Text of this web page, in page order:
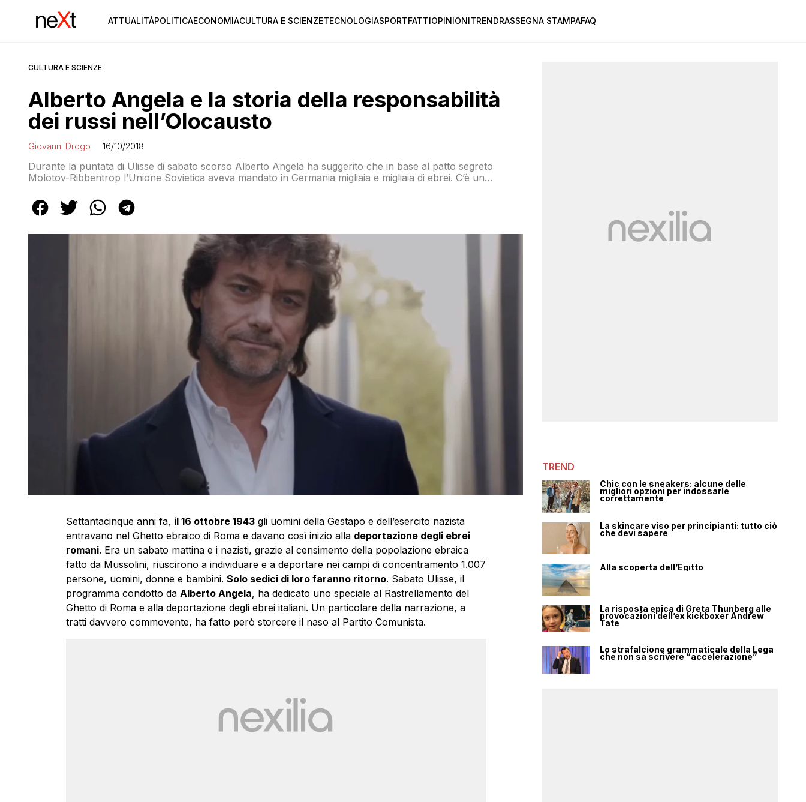
ATTUALITÀPOLITICAECONOMIACULTURA E SCIENZETECNOLOGIASPORTFATTIOPINIONITRENDRASSEGNA STAMPAFAQ
CULTURA E SCIENZE
Alberto Angela e la storia della responsabilità
dei russi nell’Olocausto
Giovanni Drogo 16/10/2018
Durante la puntata di Ulisse di sabato scorso Alberto Angela ha suggerito che in base al patto segreto
Molotov-Ribbentrop l’Unione Sovietica aveva mandato in Germania migliaia e migliaia di ebrei. C’è un
Settantacinque anni fa, il 16 ottobre 1943gli uomini della Gestapo e dell’esercito nazista
entravano nel Ghetto ebraico di Roma e davano così inizio alla deportazione degli ebrei
romani. Era un sabato mattina e i nazisti, grazie al censimento della popolazione ebraica
fatto da Mussolini, riuscirono a individuare e a deportare nei campi di concentramento 1.007
persone, uomini, donne e bambini. Solo sedici di loro faranno ritorno. Sabato Ulisse, il
programma condotto da Alberto Angela, ha dedicato uno speciale al Rastrellamento del
Ghetto di Roma e alla deportazione degli ebrei italiani. Un particolare della narrazione, a
tratti davvero commovente, ha fatto però storcere il naso al Partito Comunista.
TREND
Chic con le sneakers: alcune delle
migliori opzioni per indossarle
correttamente
La skincare viso per principianti: tutto ciò
che devi sapere
Alla scoperta dell’Egitto
La risposta epica di Greta Thunberg alle
provocazioni dell’ex kickboxer Andrew
Tate
Lo strafalcione grammaticale della Lega
che non sa scrivere “accelerazione”